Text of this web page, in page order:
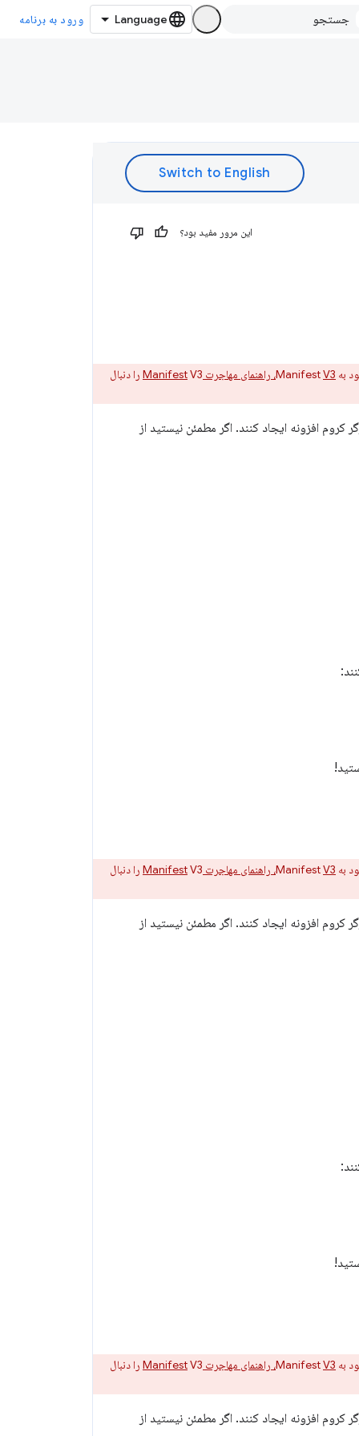
ورود به برنامه
این مرور مفید بود؟
V3، راهنمای مهاجرت Manifest
V3 را دنبال
افزونه ایجاد کنند. اگر مطمئن نیستید از
V3، راهنمای مهاجرت Manifest
V3 را دنبال
افزونه ایجاد کنند. اگر مطمئن نیستید از
V3، راهنمای مهاجرت Manifest
V3 را دنبال
افزونه ایجاد کنند. اگر مطمئن نیستید از